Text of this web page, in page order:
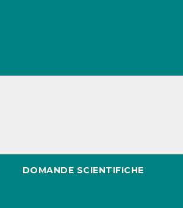
DOMANDE SCIENTIFICHE